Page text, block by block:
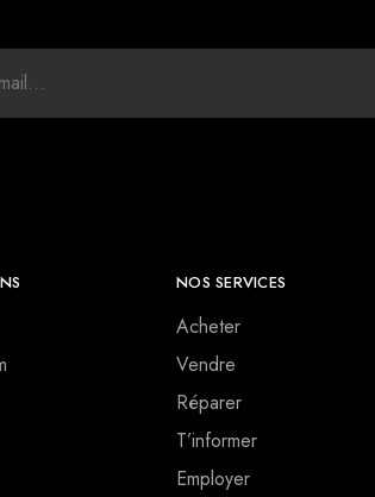
NOS SERVICES
Acheter
Vendre
Réparer
T’informer
Employer